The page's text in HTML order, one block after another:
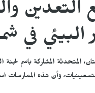
التعدين
البيئي في
وأن هذه